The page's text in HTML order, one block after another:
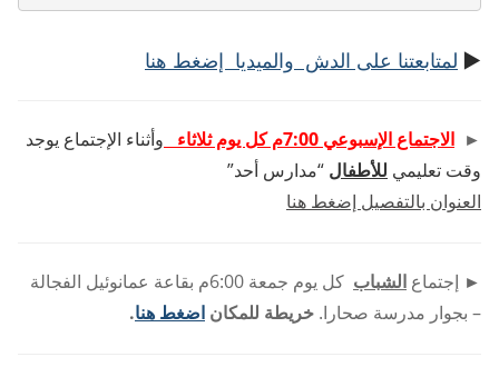
► لمتابعتنا على الدش والميديا إضغط هنا
► الاجتماع الإسبوعي 7:00م كل يوم ثلاثاء
وأثناء الإجتماع يوجد
وقت تعليمي للأطفال “مدارس أحد”
العنوان بالتفصيل إضغط هنا
► إجتماع الشباب
كل يوم جمعة 6:00م بقاعة عمانوئيل الفجالة
– بجوار مدرسة صحارا. خريطة للمكان اضغط هنا.